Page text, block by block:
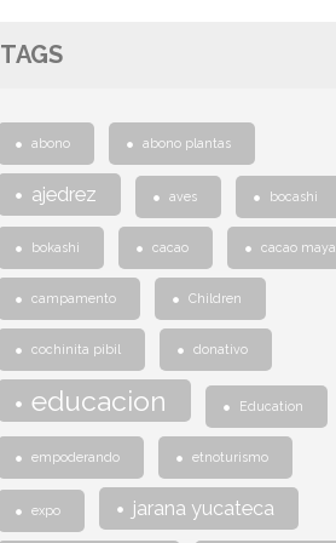
TAGS
abono abono plantas
ajedrez aves bocashi
bokashi cacao cacao maya
campamento Children
cochinita pibil donativo
educacion Education
empoderando etnoturismo
expo jarana yucateca